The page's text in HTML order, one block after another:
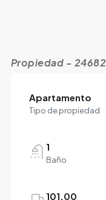
Propiedad - 24682
Apartamento
Tipo de propiedad
1
Baño
101.00